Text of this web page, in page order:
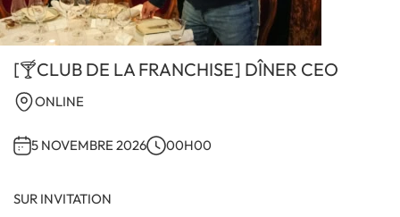
[🍸CLUB DE LA FRANCHISE] DÎNER CEO
ONLINE
5 NOVEMBRE 2026 00H00
SUR INVITATION